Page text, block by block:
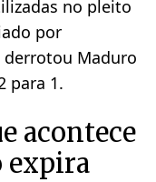
no pleito
por
derrotou Maduro
para 1.
acontece
expira